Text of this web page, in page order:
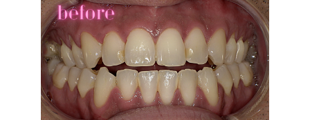
医師紹介
医院情報（アクセス）
求人募集